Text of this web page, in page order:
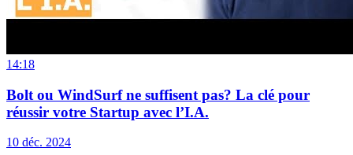
14:18
Bolt ou WindSurf ne suffisent pas? La clé pour
réussir votre Startup avec l’I.A.
10 déc. 2024